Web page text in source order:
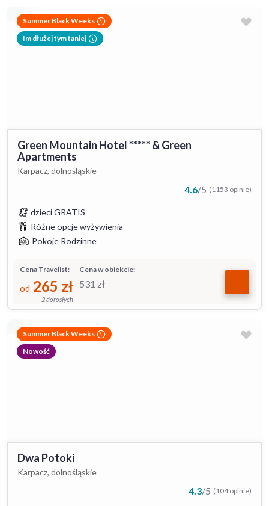
Summer Black Weeks
Im dłużej tym taniej
Green Mountain Hotel ***** & Green
Apartments
Karpacz, dolnośląskie
4.6/5 (1153 opinie)
dzieci GRATIS
Różne opcje wyżywienia
Pokoje Rodzinne
Cena w obiekcie:
531 zł
Cena Travelist:
od 265 zł
2 dorosłych
Summer Black Weeks
Nowość
Dwa Potoki
Karpacz, dolnośląskie
4.3/5 (104 opinie)